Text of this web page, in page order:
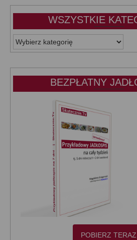
WSZYSTKIE
WSZYSTKIE
KATEGORIE:
BEZPŁATNY
POBIERZ TERAZ